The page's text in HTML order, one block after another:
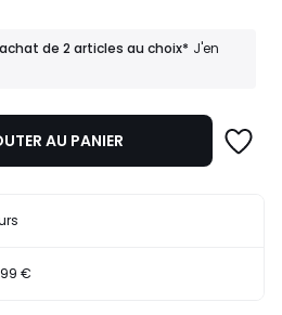
de 2 articles au choix* J'en
AU PANIER
€